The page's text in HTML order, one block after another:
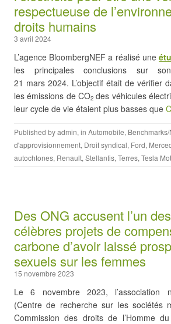
respectueuse de
droits humains
3 avril 2024
L’agence BloombergNEF a réalisé une
les principales conclusions sur
21 mars 2024. L’objectif était de vérifier
les émissions de CO2des véhicules
leur cycle de vie étaient plus basses que
Published byadmin, in Automobile,
d'approvisionnement, Droit syndical, Ford,
autochtones, Renault, Stellantis, Terres, Tesla
Des ONG accusent l’un
célèbres projets de
carbone d’avoir laissé
sexuels sur les femmes
15 novembre 2023
Le 6 novembre 2023, l’association
(Centre de recherche sur les sociétés
Commission des droits de l’Homme